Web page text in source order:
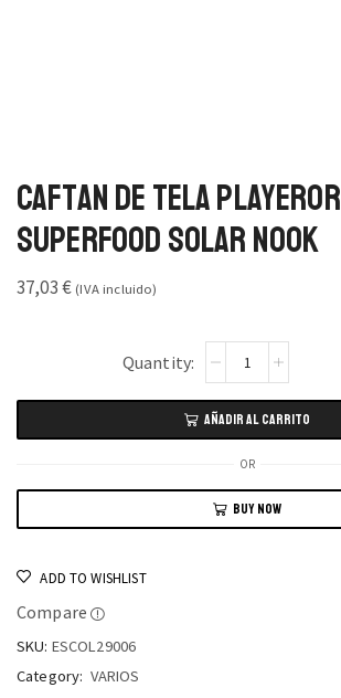
Caftan de Tela Playeror
Superfood Solar Nook
37,03€ (IVA incluido)
AÑADIR AL CARRITO
OR
BUY NOW
ADD TO WISHLIST
Compare
SKU: ESCOL29006
Category: VARIOS